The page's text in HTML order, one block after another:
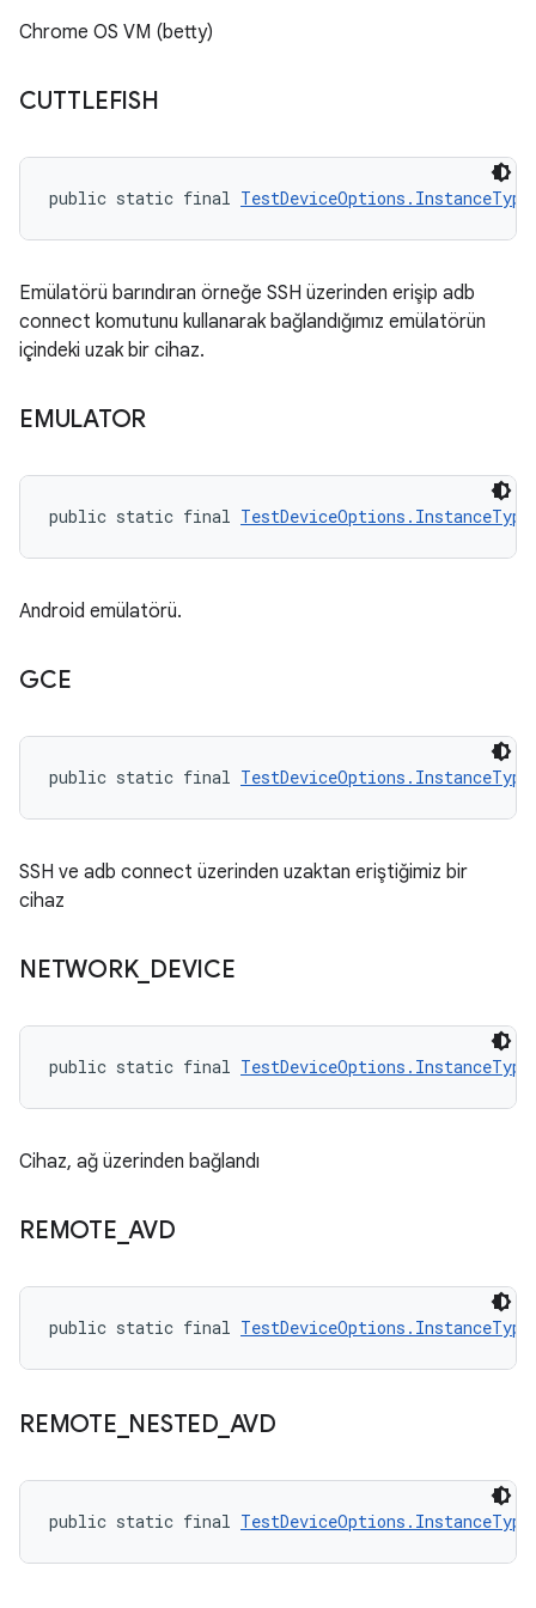
Chrome OS VM (betty)
CUTTLEFISH
public static final TestDeviceOptions.InstanceType
Emülatörü barındıran örneğe SSH üzerinden erişip adb
connect komutunu kullanarak bağlandığımız emülatörün
içindeki uzak bir cihaz.
EMULATOR
public static final TestDeviceOptions.InstanceType
Android emülatörü.
GCE
public static final TestDeviceOptions.InstanceType
SSH ve adb connect üzerinden uzaktan eriştiğimiz bir
cihaz
NETWORK_ DEVICE
public static final TestDeviceOptions.InstanceType
Cihaz, ağ üzerinden bağlandı
REMOTE _AVD
public static final TestDeviceOptions.InstanceType
REMOTE NESTED_ AVD
public static final TestDeviceOptions.InstanceType